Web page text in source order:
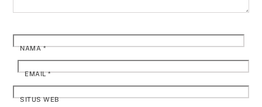
NAMA*
EMAIL*
SITUS WEB